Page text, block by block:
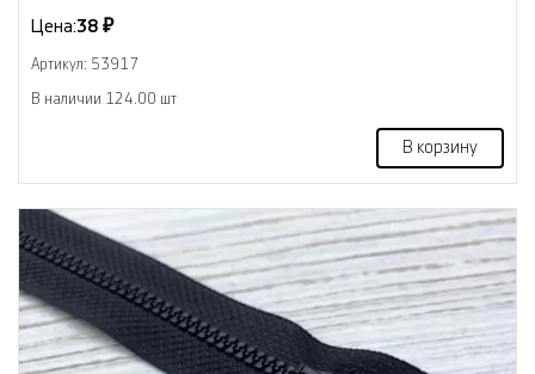
Цена:38 ₽
Артикул: 53917
В наличии 124.00 шт
В корзину